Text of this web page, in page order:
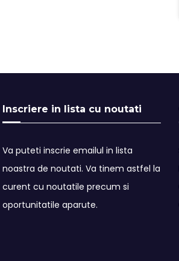
Inscriere in lista cu noutati
Va puteti inscrie emailul in lista
noastra de noutati. Va tinem astfel la
curent cu noutatile precum si
oportunitatile aparute.